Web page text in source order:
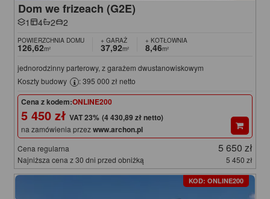
Dom we frizeach (G2E)
1 4 2 2
POWIERZCHNIA DOMU
126,62m²
+ GARAŻ
37,92m²
+ KOTŁOWNIA
8,46m²
jednorodzinny parterowy, z garażem dwustanowiskowym
Koszty budowy
: 395 000 zł netto
Cena z kodem:ONLINE200
5 450 zł (4 430,89 zł netto)
na zamówienia przezwww.archon.pl
Cena regularna 5 650 zł
Najniższa cena z 30 dni przed obniżką 5 450 zł
KOD: ONLINE200